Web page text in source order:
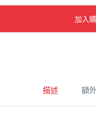
加入
描述 額